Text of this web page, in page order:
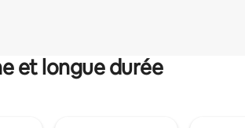
et longue durée